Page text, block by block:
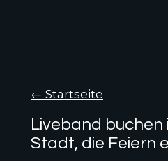
← Startseite
Liveband buchen
Stadt, die Feiern